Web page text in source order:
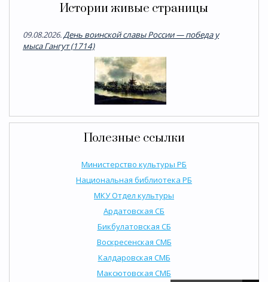
Истории живые страницы
09.08.2026.День воинской славы России — победа у
мыса Гангут (1714)
Полезные ссылки
Министерство культуры РБ
Национальная библиотека РБ
МКУ Отдел культуры
Ардатовская СБ
Бикбулатовская СБ
Воскресенская СМБ
Калдаровская СМБ
Максютовская СМБ